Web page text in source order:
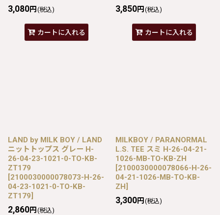
3,080円 (税込)
カートに入れる
3,850円 (税込)
カートに入れる
LAND by MILK BOY / LAND
ニットトップス グレー H-
26-04-23-1021-0-TO-KB-
ZT179
[2100030000078073-H-26-
04-23-1021-0-TO-KB-
ZT179]
2,860円 (税込)
MILKBOY / PARANORMAL
L.S. TEE スミ H-26-04-21-
1026-MB-TO-KB-ZH
[2100030000078066-H-26-
04-21-1026-MB-TO-KB-
ZH]
3,300円 (税込)